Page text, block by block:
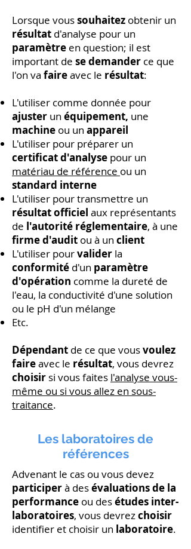
Lorsque voussouhaitez obtenir un
résultat d'analyse pour un
paramètre en question; il est
important de se demander ce que
l'on va faireavec le résultat:
L'utiliser comme donnée pour
ajuster un équipement, une
machine ou un appareil
L'utiliser pour préparer un
certificat d'analyse pour un
matériau de référence ou un
standard interne
L'utiliser pour transmettre un
résultat officiel aux représentants
de l'autorité réglementaire, à une
firme d'audit ou à un client
L'utiliser pourvalider la
conformité d'un paramètre
d'opération comme la dureté de
l'eau, la conductivité d'une solution
ou le pH d'un mélange
Etc.
Dépendant de ce que vousvoulez
faireavec le résultat, vous devrez
choisir si vous faites l'analyse vous-
même ou si vous allez en sous-
traitance.
Les laboratoires de
références
Advenant le cas ou vous devez
participerà desévaluations de la
performance ou desétudes inter-
laboratoires, vous devrezchoisir
identifier et choisir un laboratoire.